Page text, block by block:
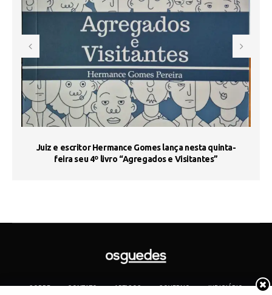
Juiz e escritor Hermance Gomes lança nesta quinta-
feira seu 4º livro “Agregados e Visitantes”
SOBRE CONTATO ARTIGOS GOVERNO JUDICIÁRIO